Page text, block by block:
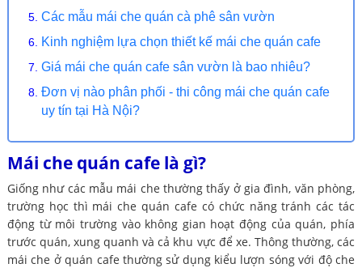
Các mẫu mái che quán cà phê sân vườn
Kinh nghiệm lựa chọn thiết kế mái che quán cafe
Giá mái che quán cafe sân vườn là bao nhiêu?
Đơn vị nào phân phối - thi công mái che quán cafe
uy tín tại Hà Nội?
Mái che quán cafe là gì?
Giống như các mẫu mái che thường thấy ở gia đình, văn phòng,
trường học thì mái che quán cafe có chức năng tránh các tác
động từ môi trường vào không gian hoạt động của quán, phía
trước quán, xung quanh và cả khu vực để xe. Thông thường, các
mái che ở quán cafe thường sử dụng kiểu lượn sóng với độ che